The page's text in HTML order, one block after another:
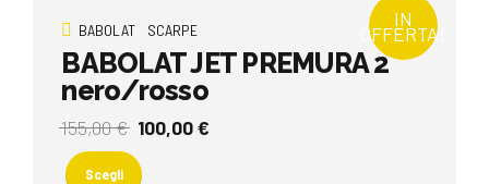
IN
OFFERTA!
BABOLAT SCARPE
BABOLAT JET PREMURA 2
nero/rosso
155,00€ Il
originale
100,00€
Scegli
Questo
prodotto